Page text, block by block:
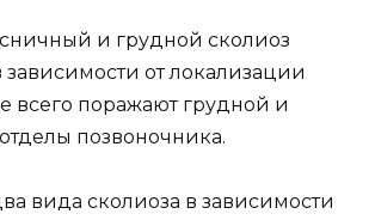
и грудной сколиоз
зависимости от локализации
всего поражают грудной и
позвоночника.
вида сколиоза в зависимости